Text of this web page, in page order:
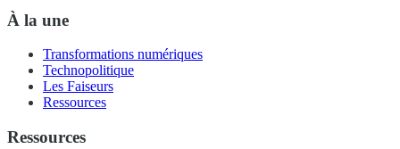
À la une
Transformations numériques
Technopolitique
Les Faiseurs
Ressources
Ressources